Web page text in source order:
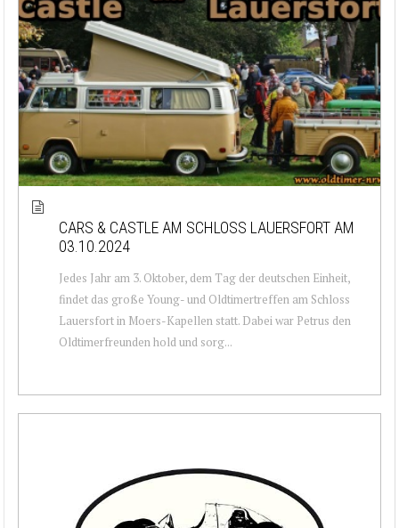
CARS & CASTLE AM SCHLOSS LAUERSFORT AM
03.10.2024
Jedes Jahr am 3. Oktober, dem Tag der deutschen Einheit,
findet das große Young- und Oldtimertreffen am Schloss
Lauersfort in Moers-Kapellen statt. Dabei war Petrus den
Oldtimerfreunden hold und sorg...